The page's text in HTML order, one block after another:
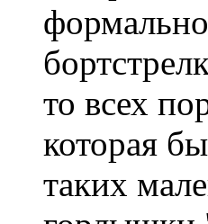
то всех
которая
таких